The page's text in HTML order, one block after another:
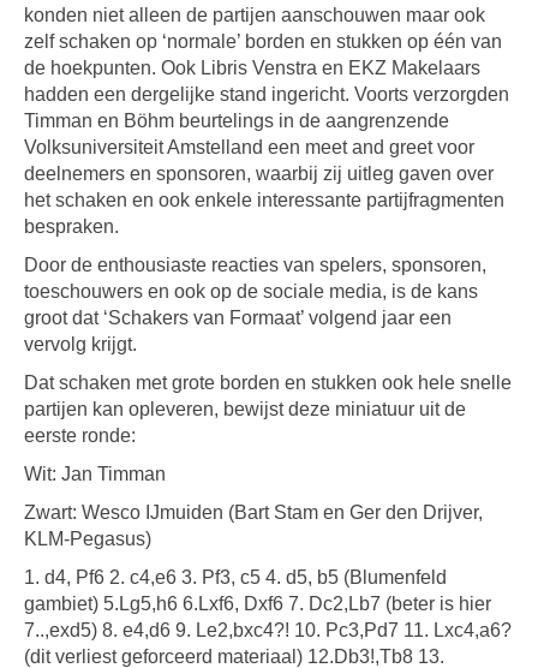
konden niet alleen de partijen aanschouwen maar ook
zelf schaken op ‘normale’ borden en stukken op één van
de hoekpunten. Ook Libris Venstra en EKZ Makelaars
hadden een dergelijke stand ingericht. Voorts verzorgden
Timman en Böhm beurtelings in de aangrenzende
Volksuniversiteit Amstelland een meet and greet voor
deelnemers en sponsoren, waarbij zij uitleg gaven over
het schaken en ook enkele interessante partijfragmenten
bespraken.
Door de enthousiaste reacties van spelers, sponsoren,
toeschouwers en ook op de sociale media, is de kans
groot dat ‘Schakers van Formaat’ volgend jaar een
vervolg krijgt.
Dat schaken met grote borden en stukken ook hele snelle
partijen kan opleveren, bewijst deze miniatuur uit de
eerste ronde:
Wit: Jan Timman
Zwart: Wesco IJmuiden (Bart Stam en Ger den Drijver,
KLM-Pegasus)
1. d4, Pf6 2. c4,e6 3. Pf3, c5 4. d5, b5 (Blumenfeld
gambiet) 5.Lg5,h6 6.Lxf6, Dxf6 7. Dc2,Lb7 (beter is hier
7..,exd5) 8. e4,d6 9. Le2,bxc4?! 10. Pc3,Pd7 11. Lxc4,a6?
(dit verliest geforceerd materiaal) 12.Db3!,Tb8 13.